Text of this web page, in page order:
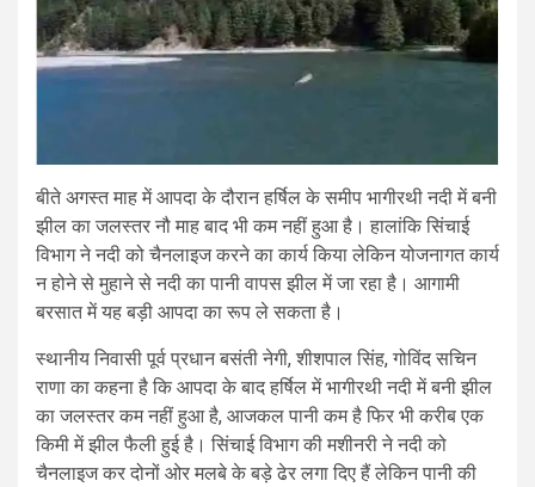
बीते अगस्त माह में आपदा के दौरान हर्षिल के समीप भागीरथी नदी में बनी
झील का जलस्तर नौ माह बाद भी कम नहीं हुआ है। हालांकि सिंचाई
विभाग ने नदी को चैनलाइज करने का कार्य किया लेकिन योजनागत कार्य
न होने से मुहाने से नदी का पानी वापस झील में जा रहा है। आगामी
बरसात में यह बड़ी आपदा का रूप ले सकता है।
स्थानीय निवासी पूर्व प्रधान बसंती नेगी, शीशपाल सिंह, गोविंद सचिन
राणा का कहना है कि आपदा के बाद हर्षिल में भागीरथी नदी में बनी झील
का जलस्तर कम नहीं हुआ है, आजकल पानी कम है फिर भी करीब एक
किमी में झील फैली हुई है। सिंचाई विभाग की मशीनरी ने नदी को
चैनलाइज कर दोनों ओर मलबे के बड़े ढेर लगा दिए हैं लेकिन पानी की